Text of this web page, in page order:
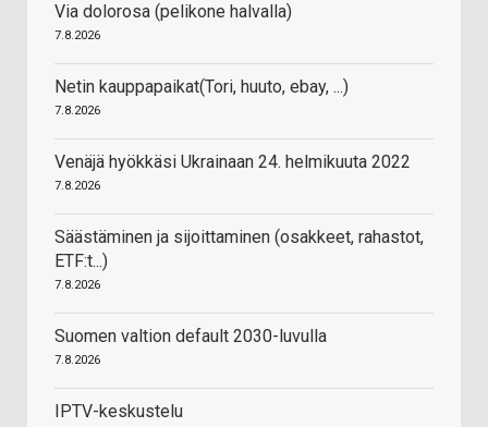
Via dolorosa (pelikone halvalla)
7.8.2026
Netin kauppapaikat(Tori, huuto, ebay, ...)
7.8.2026
Venäjä hyökkäsi Ukrainaan 24. helmikuuta 2022
7.8.2026
Säästäminen ja sijoittaminen (osakkeet, rahastot,
ETF:t...)
7.8.2026
Suomen valtion default 2030-luvulla
7.8.2026
IPTV-keskustelu